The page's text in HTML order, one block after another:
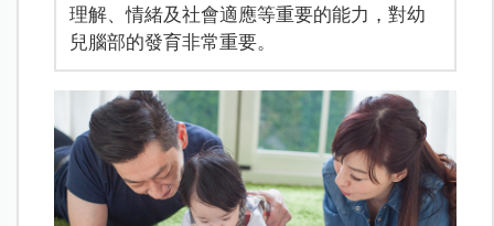
理解、情緒及社會適應等重要的能力，對幼
兒腦部的發育非常重要。